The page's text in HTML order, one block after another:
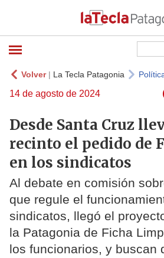
Volver| La Tecla Patagonia
14 de agosto de 2024
Desde Santa Cruz
recinto el pedido de
en los sindicatos
Al debate en comisión
que regule el
sindicatos, llegó el
la Patagonia de Ficha
los funcionarios, y buscan